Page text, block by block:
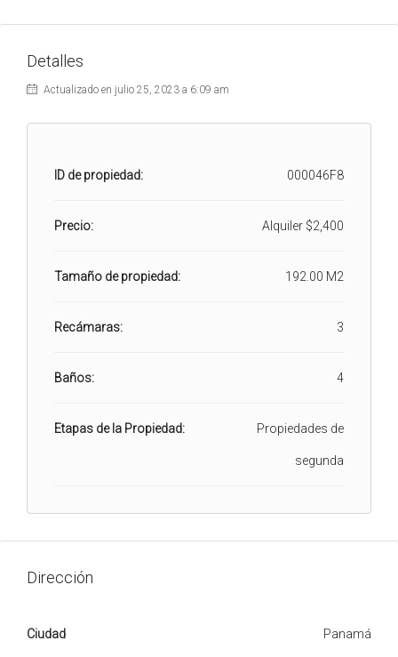
Detalles
Actualizado en julio 25, 2023 a 6:09 am
ID de propiedad: 000046F8
Precio: Alquiler $2,400
Tamaño de propiedad: 192.00 M2
Recámaras: 3
Baños: 4
Etapas de la Propiedad: Propiedades de
segunda
Dirección
Ciudad Panamá